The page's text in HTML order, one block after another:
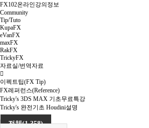
FX102온라인강의정보
Community
Tip/Tuto
KupaFX
eVanFX
maxFX
RakFX
TrickyFX
자료실/번역자료
이펙트팁(FX Tip)
FX레퍼런스(Reference)
Tricky's 3DS MAX 기초무료특강
Tricky's 완전기초 Houdini설명
전체(1,358)